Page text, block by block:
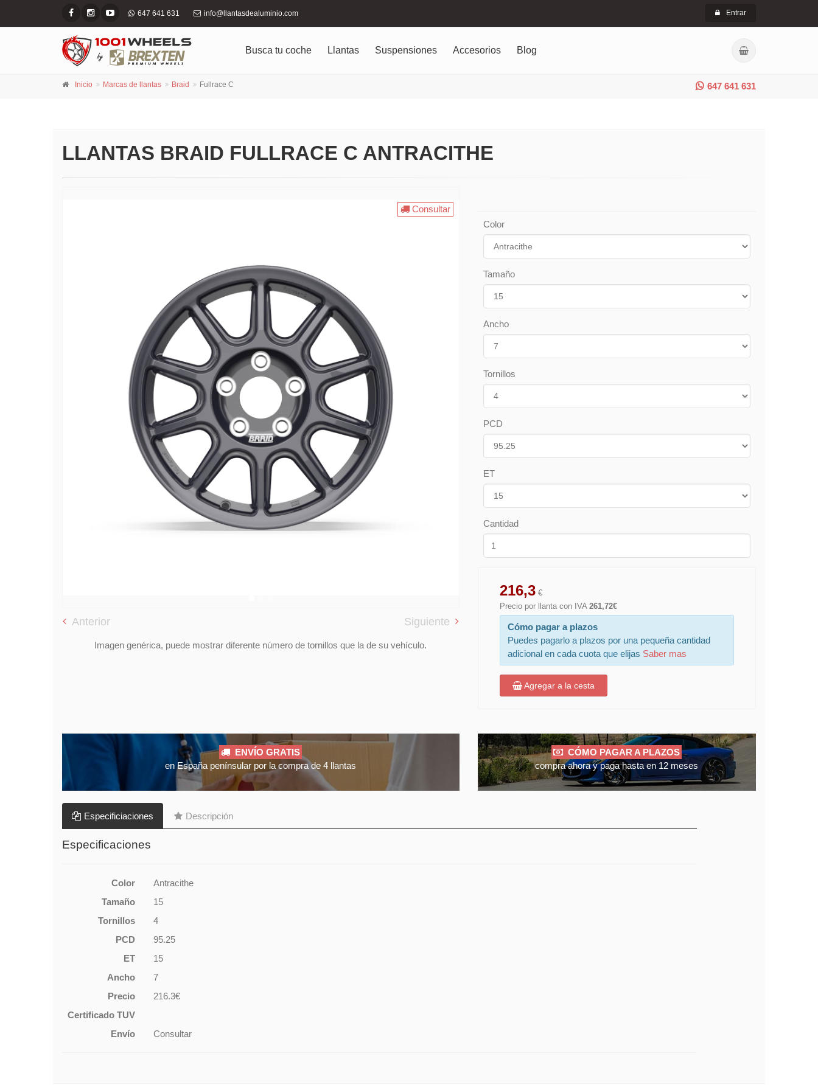
647 641 631 info@llantasdealuminio.com Entrar
Busca tu coche Llantas Suspensiones Accesorios Blog
647 641 631
Inicio Marcas de llantas Braid Fullrace C
LLANTAS BRAID FULLRACE C ANTRACITHE
Anterior Siguiente
Imagen genérica, puede mostrar diferente número de tornillos que la de su vehículo.
Consultar
Color
Tamaño
Ancho
Tornillos
PCD
ET
Cantidad
216,3 €
Precio por llanta con IVA 261,72€
Cómo pagar a plazos
Puedes pagarlo a plazos por una pequeña cantidad
adicional en cada cuota que elijas Saber mas
Agregar a la cesta
ENVÍO GRATIS
en España penínsular por la compra de 4 llantas
CÓMO PAGAR A PLAZOS
compra ahora y paga hasta en 12 meses
Especificiaciones Descripción
Especificaciones
Color
Antracithe
Tamaño
15
Tornillos
4
PCD
95.25
ET
15
Ancho
7
Precio
216.3€
Certificado TUV
Envío
Consultar